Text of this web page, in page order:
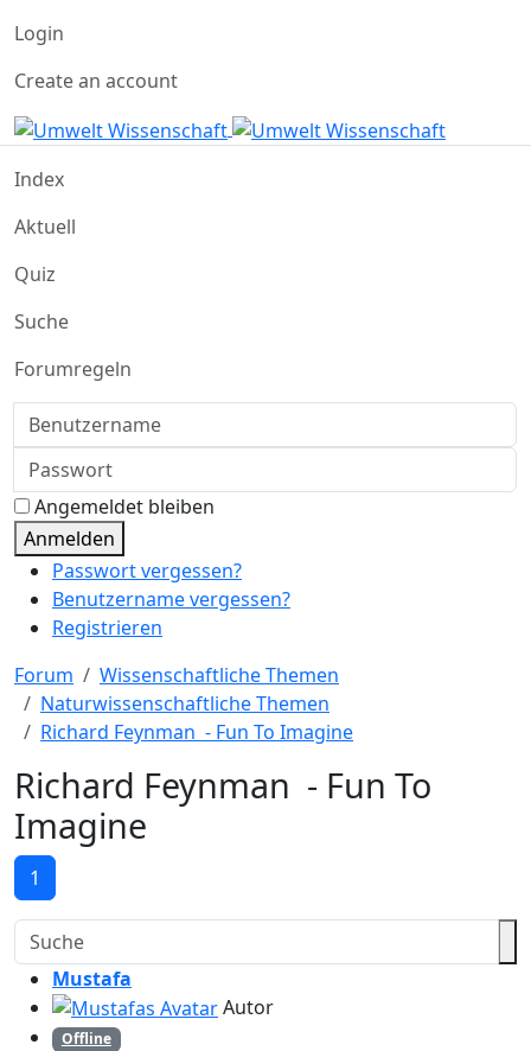
Login
Create an account
Index
Aktuell
Quiz
Suche
Forumregeln
Benutzername
Passwort
Angemeldet bleiben
Anmelden
Passwort vergessen?
Benutzername vergessen?
Registrieren
Forum
Wissenschaftliche Themen
Naturwissenschaftliche Themen
Richard Feynman - Fun To Imagine
Richard Feynman - Fun To
Imagine
1
Mustafa
Autor
Offline